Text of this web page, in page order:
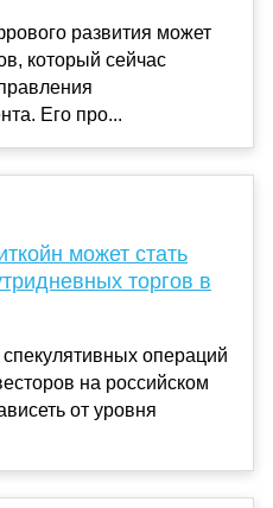
развития может
который сейчас
Его про...
может стать
торгов в
операций
на российском
от уровня